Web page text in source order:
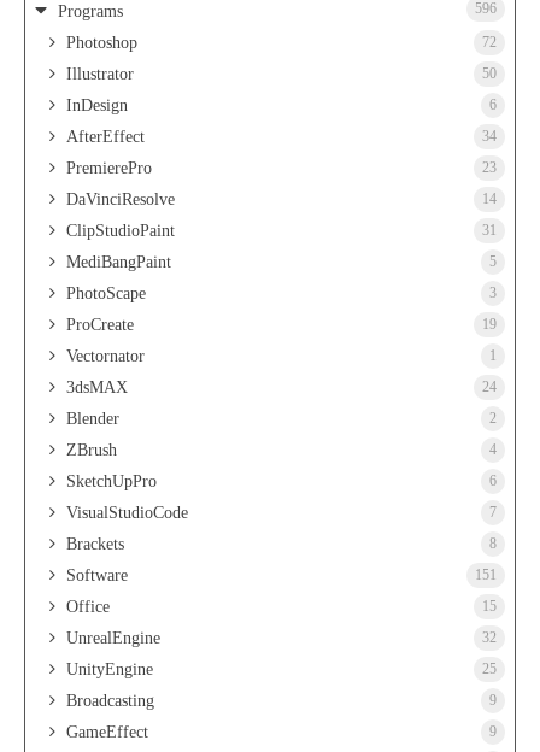
Programs 596
Photoshop 72
Illustrator 50
InDesign 6
AfterEffect 34
PremierePro 23
DaVinciResolve 14
ClipStudioPaint 31
MediBangPaint 5
PhotoScape 3
ProCreate 19
Vectornator 1
3dsMAX 24
Blender 2
ZBrush 4
SketchUpPro 6
VisualStudioCode 7
Brackets 8
Software 151
Office 15
UnrealEngine 32
UnityEngine 25
Broadcasting 9
GameEffect 9